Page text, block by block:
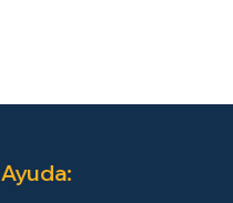
Ayuda: